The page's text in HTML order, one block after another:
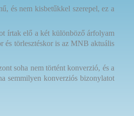
és nem kisbetűkkel szerepel, ez a
írtak elő a két különböző árfolyam
és törlesztéskor is az MNB aktuális
soha nem történt konverzió, és a
semmilyen konverziós bizonylatot